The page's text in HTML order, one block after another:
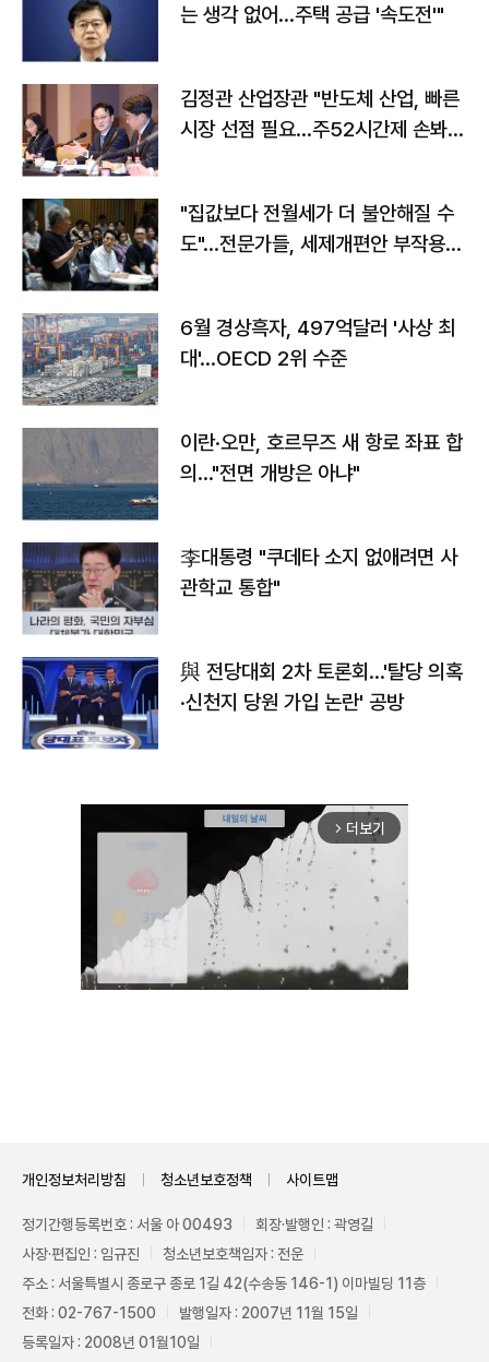
는 생각 없어…주택 공급 '속도전'"
김정관 산업장관 "반도체 산업, 빠른
시장 선점 필요…주52시간제 손봐
"집값보다 전월세가 더 불안해질 수
도"…전문가들, 세제개편안 부작용
6월 경상흑자, 497억달러 '사상 최
대'…OECD 2위 수준
이란·오만, 호르무즈 새 항로 좌표 합
의…"전면 개방은 아냐"
李대통령 "쿠데타 소지 없애려면 사
관학교 통합"
與 전당대회 2차 토론회…'탈당 의혹
·신천지 당원 가입 논란' 공방
arrow_forward_ios 더보기
개인정보처리방침 청소년보호정책 사이트맵
정기간행등록번호 : 서울 아 00493
회장·발행인 : 곽영길
사장·편집인 : 임규진
청소년보호책임자 : 전운
주소 : 서울특별시 종로구 종로 1길 42(수송동 146-1) 이마빌딩 11층
전화 : 02-767-1500
발행일자 : 2007년 11월 15일
등록일자 : 2008년 01월10일